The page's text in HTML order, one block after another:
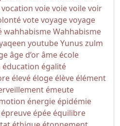
vocation voievoievoilevoir
votevoyagevoyage
wahhabismeWahhabisme
youtubeYunus zulm
âge d’orâme école
éducation égalité
élevé éloge élève élément
émeute
énergie épidémie
épreuve épée équilibre